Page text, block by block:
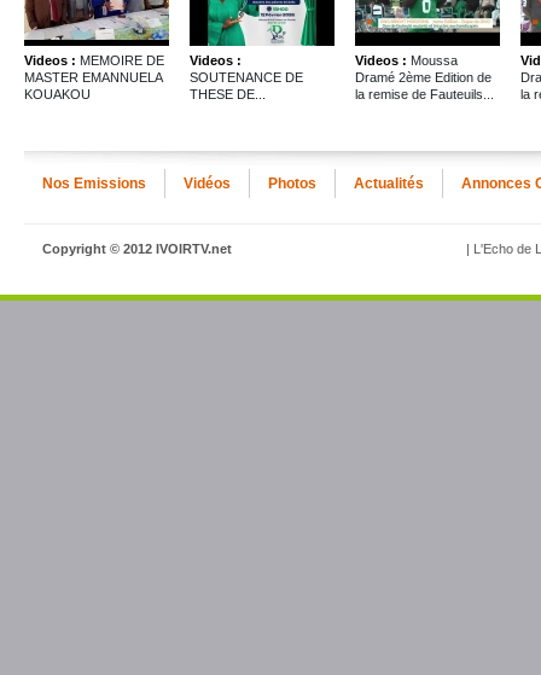
Videos : MEMOIRE DE
MASTER EMANNUELA
KOUAKOU
Videos :
SOUTENANCE DE
THESE DE...
Videos : Moussa
Dramé 2ème Edition de
la remise de Fauteuils...
la
Nos Emissions Vidéos Photos Actualités Annonces
Copyright © 2012 IVOIRTV.net | L'Echo de